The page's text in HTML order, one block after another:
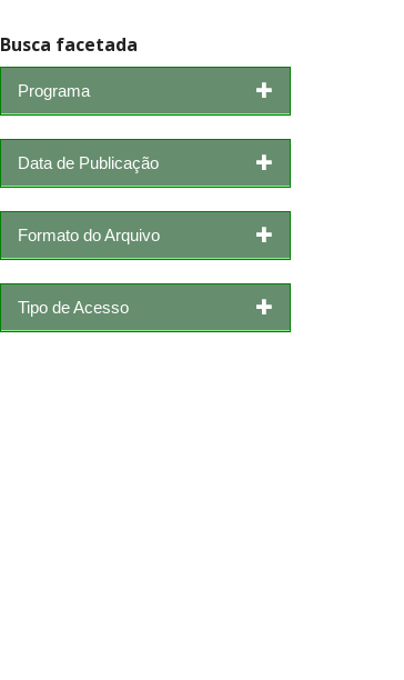
Busca facetada
Programa
Data de Publicação
Formato do Arquivo
Tipo de Acesso